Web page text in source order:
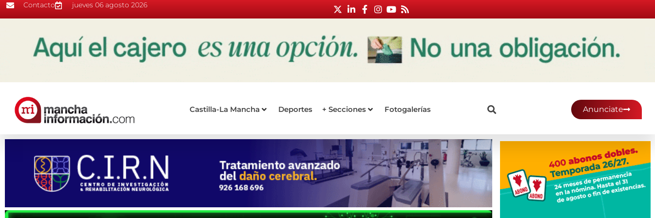
Contacto jueves 06 agosto 2026
Castilla-La Mancha Deportes + Secciones Fotogalerías Anunciate